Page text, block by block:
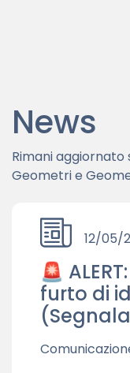
News
Rimani aggiornato
Geometri e
12/05/
🚨
furto di